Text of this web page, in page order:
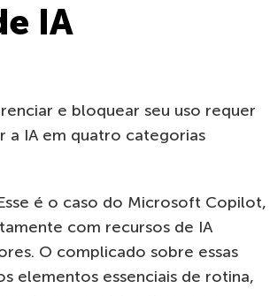
IA
e bloquear seu uso requer
a IA em quatro categorias
é o caso do Microsoft Copilot,
com recursos de IA
O complicado sobre essas
elementos essenciais de rotina,